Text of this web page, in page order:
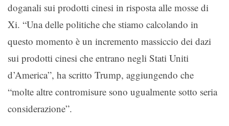
doganali sui prodotti cinesi in risposta alle mosse di
Xi. “Una delle politiche che stiamo calcolando in
questo momento è un incremento massiccio dei dazi
sui prodotti cinesi che entrano negli Stati Uniti
d’America”, ha scritto Trump, aggiungendo che
“molte altre contromisure sono ugualmente sotto seria
considerazione”.